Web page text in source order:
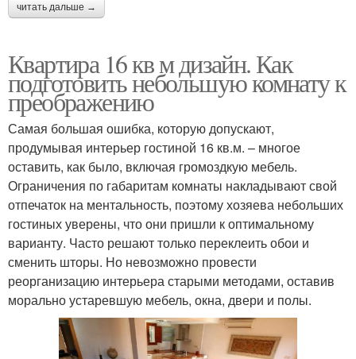
читать дальше →
Квартира 16 кв м дизайн. Как
подготовить небольшую комнату к
преображению
Самая большая ошибка, которую допускают,
продумывая интерьер гостиной 16 кв.м. – многое
оставить, как было, включая громоздкую мебель.
Ограничения по габаритам комнаты накладывают свой
отпечаток на ментальность, поэтому хозяева небольших
гостиных уверены, что они пришли к оптимальному
варианту. Часто решают только переклеить обои и
сменить шторы. Но невозможно провести
реорганизацию интерьера старыми методами, оставив
морально устаревшую мебель, окна, двери и полы.